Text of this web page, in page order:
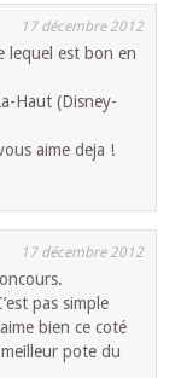
17 décembre 2012
lequel est bon en
Haut (Disney-
aime deja !
17 décembre 2012
pas simple
bien ce coté
pote du